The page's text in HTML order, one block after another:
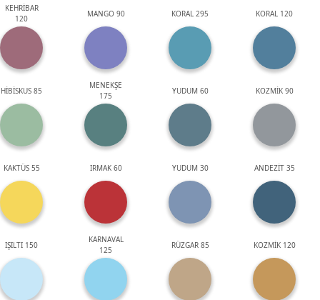
KEHRİBAR
120
MANGO 90 KORAL 295 KORAL 120
HİBİSKUS 85
MENEKŞE
175
YUDUM 60 KOZMİK 90
KAKTÜS 55 IRMAK 60 YUDUM 30 ANDEZİT 35
IŞILTI 150
KARNAVAL
125
RÜZGAR 85 KOZMİK 120